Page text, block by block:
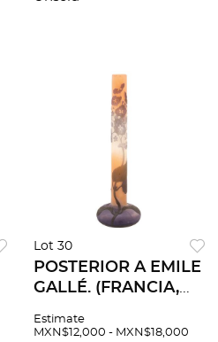
Lot 30
POSTERIOR A EMILE
GALLÉ. (FRANCIA,
VIOLETERO. En
Estimate
MXN$12,000 - MXN$18,000